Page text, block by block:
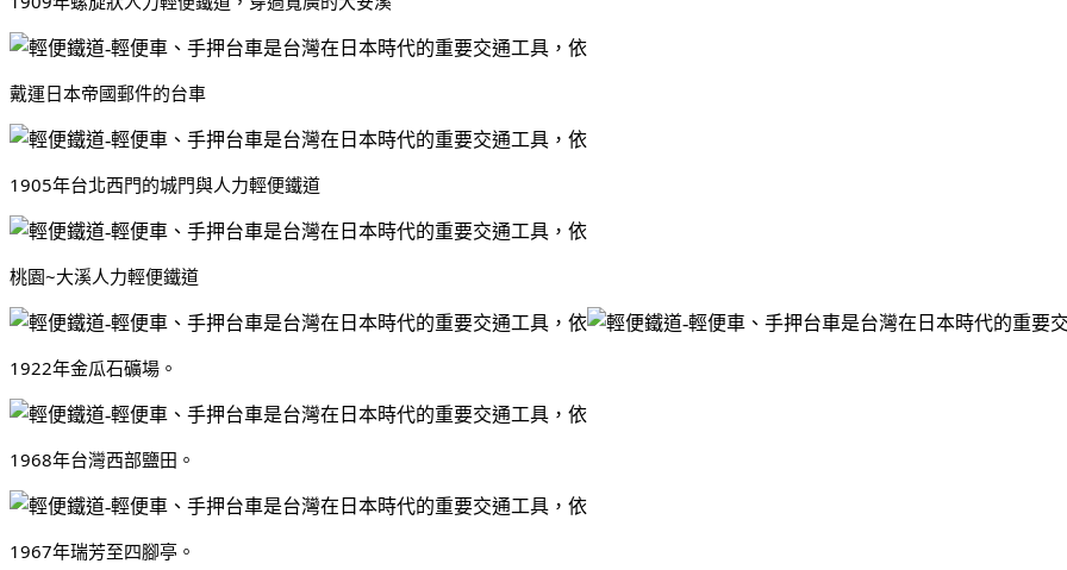
戴運日本帝國郵件的台車
1905年台北西門的城門與人力輕便鐵道
桃園~大溪人力輕便鐵道
1922年金瓜石礦場。
1968年台灣西部鹽田。
1967年瑞芳至四腳亭。